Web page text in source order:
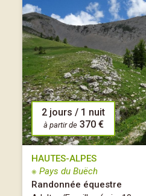
2 jours / 1 nuit
à partir de 370 €
HAUTES-ALPES
※ Pays du Buëch
Randonnée équestre